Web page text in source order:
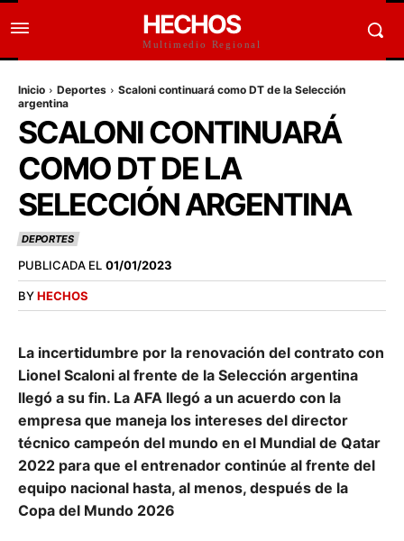
HECHOS
Multimedio Regional
Inicio Deportes
Scaloni continuará como DT de la Selección
argentina
SCALONI CONTINUARÁ
COMO DT DE LA
SELECCIÓN ARGENTINA
DEPORTES
PUBLICADA EL 01/01/2023
BYHECHOS
La incertidumbre por la renovación del contrato con
Lionel Scaloni al frente de la Selección argentina
llegó a su fin. La AFA llegó a un acuerdo con la
empresa que maneja los intereses del director
técnico campeón del mundo en el Mundial de Qatar
2022 para que el entrenador continúe al frente del
equipo nacional hasta, al menos, después de la
Copa del Mundo 2026